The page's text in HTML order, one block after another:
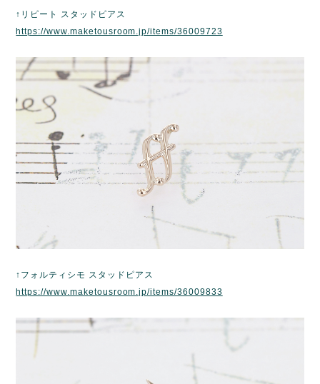
↑リピート スタッドピアス
https://www.maketousroom.jp/items/36009723
↑フォルティシモ スタッドピアス
https://www.maketousroom.jp/items/36009833